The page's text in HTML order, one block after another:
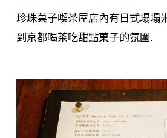
珍珠菓子喫茶屋店內有日式塌塌
到京都喝茶吃甜點菓子的氛圍.